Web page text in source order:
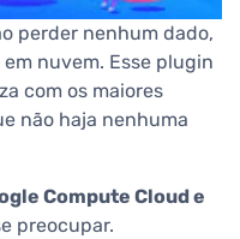
perder nenhum dado,
nuvem. Esse plugin
com os maiores
não haja nenhuma
Compute Cloud e
preocupar.